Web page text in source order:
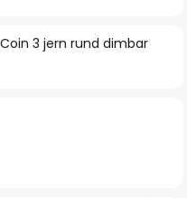
3 jern rund dimbar